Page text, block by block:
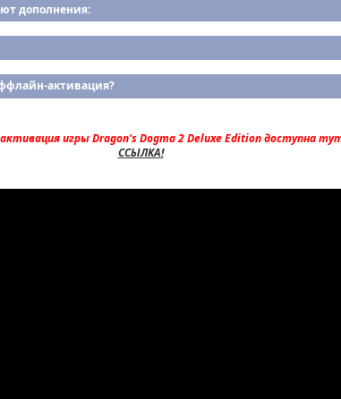
дополнения:
активация?
игры Dragon's Dogma 2 Deluxe Edition доступна
ССЫЛКА!